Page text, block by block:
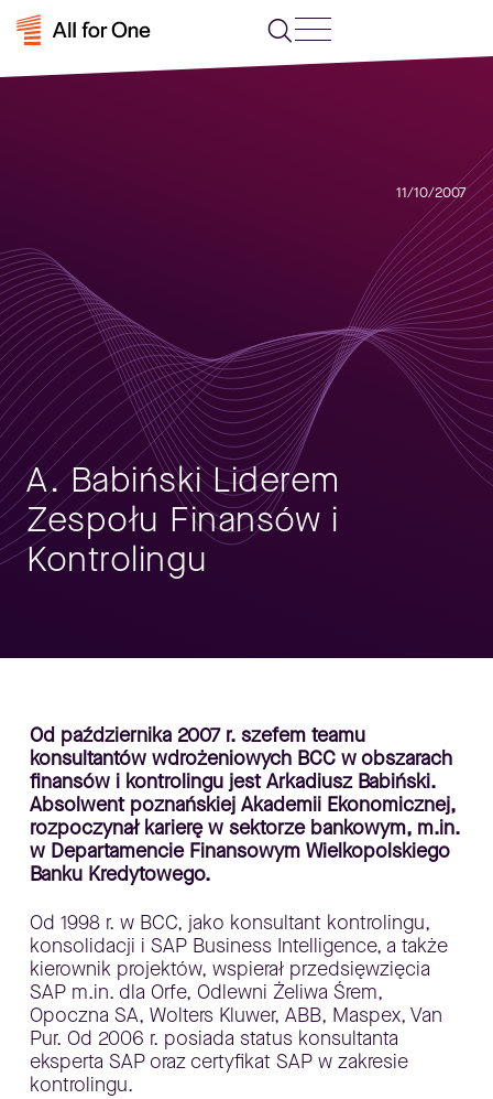
11/10/2007
A. Babiński Liderem
Zespołu Finansów i
Kontrolingu
Od października 2007 r. szefem teamu
konsultantów wdrożeniowych BCC w obszarach
finansów i kontrolingu jest Arkadiusz Babiński.
Absolwent poznańskiej Akademii Ekonomicznej,
rozpoczynał karierę w sektorze bankowym, m.in.
w Departamencie Finansowym Wielkopolskiego
Banku Kredytowego.
Od 1998 r. w BCC, jako konsultant kontrolingu,
konsolidacji i SAP Business Intelligence, a także
kierownik projektów, wspierał przedsięwzięcia
SAP m.in. dla Orfe, Odlewni Żeliwa Śrem,
Opoczna SA, Wolters Kluwer, ABB, Maspex, Van
Pur. Od 2006 r. posiada status konsultanta
eksperta SAP oraz certyfikat SAP w zakresie
kontrolingu.